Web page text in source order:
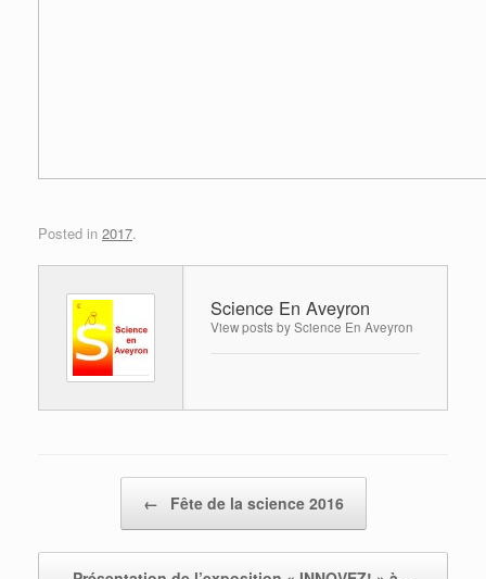
Posted in 2017.
Science En Aveyron
View posts by Science En Aveyron
← Fête de la science 2016